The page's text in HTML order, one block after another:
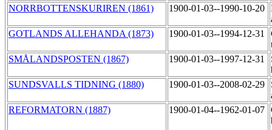
NORRBOTTENSKURIREN (1861)
1900-01-03--1990-10-20
GOTLANDS ALLEHANDA (1873)
1900-01-03--1994-12-31
SMÅLANDSPOSTEN (1867)
1900-01-03--1997-12-31
SUNDSVALLS TIDNING (1880)
1900-01-03--2008-02-29
REFORMATORN (1887)
1900-01-04--1962-01-07